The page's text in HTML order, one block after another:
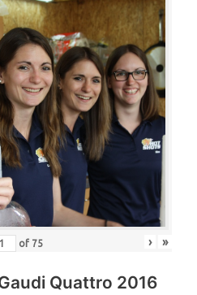
of 75 › »
Quattro 2016